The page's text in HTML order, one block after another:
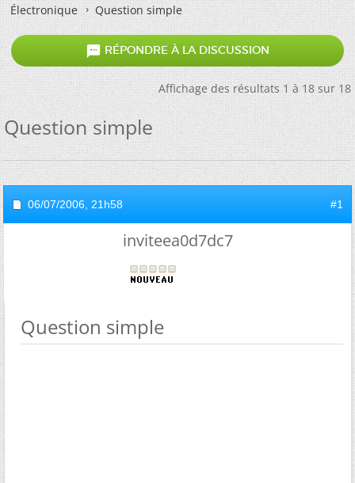
Électronique
Question simple
 RÉPONDRE À LA DISCUSSION
Affichage des résultats 1 à 18 sur 18
Question simple
06/07/2006, 21h58 #1
inviteea0d7dc7
Question simple